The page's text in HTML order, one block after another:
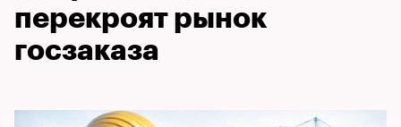
перекроят рынок
госзаказа